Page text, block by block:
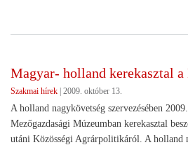
Magyar- holland kerekasztal
Szakmai hírek 2009. október 13.
A holland nagykövetség szervezésében
Mezőgazdasági Múzeumban kerekasztal
utáni Közösségi Agrárpolitikáról. A holland